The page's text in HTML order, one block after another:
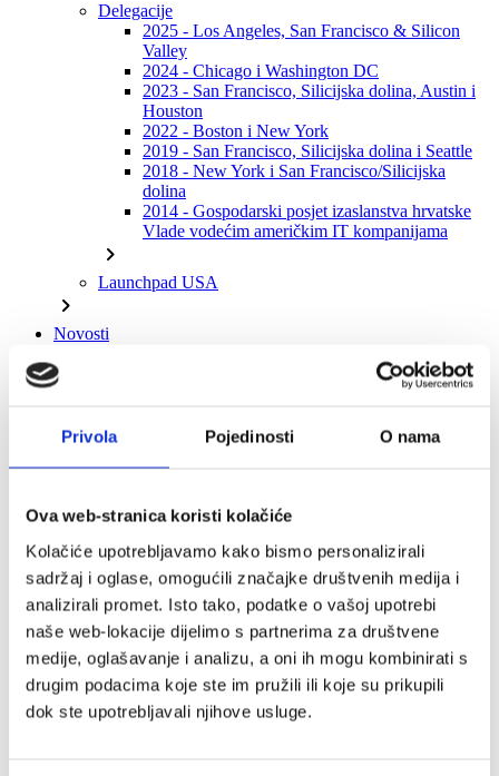
Privola Pojedinosti O nama
Ova web-stranica koristi kolačiće
Kolačiće upotrebljavamo kako bismo personalizirali
sadržaj i oglase, omogućili značajke društvenih medija i
analizirali promet. Isto tako, podatke o vašoj upotrebi
naše web-lokacije dijelimo s partnerima za društvene
medije, oglašavanje i analizu, a oni ih mogu kombinirati s
drugim podacima koje ste im pružili ili koje su prikupili
dok ste upotrebljavali njihove usluge.
Delegacije
2025 - Los Angeles, San Francisco & Silicon
Valley
2024 - Chicago i Washington DC
2023 - San Francisco, Silicijska dolina, Austin i
Houston
2022 - Boston i New York
2019 - San Francisco, Silicijska dolina i Seattle
2018 - New York i San Francisco/Silicijska
dolina
2014 - Gospodarski posjet izaslanstva hrvatske
Vlade vodećim američkim IT kompanijama
chevron_right
Launchpad USA
chevron_right
Novosti
Godišnjaci
News&Views
chevron_right
Popis članova
Posebne ponude unutar članstva
Statut i pravilnik
Zapisnici sa sastanaka Vijeća upravitelja
chevron_right
Kodeks dobre poslovne prakse